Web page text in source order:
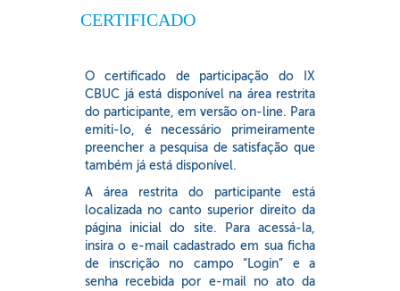
CERTIFICADO
O certificado de participação do IX
CBUC já está disponível na área restrita
do participante, em versão on-line. Para
emiti-lo, é necessário primeiramente
preencher a pesquisa de satisfação que
também já está disponível.
A área restrita do participante está
localizada no canto superior direito da
página inicial do site. Para acessá-la,
insira o e-mail cadastrado em sua ficha
de inscrição no campo “Login” e a
senha recebida por e-mail no ato da